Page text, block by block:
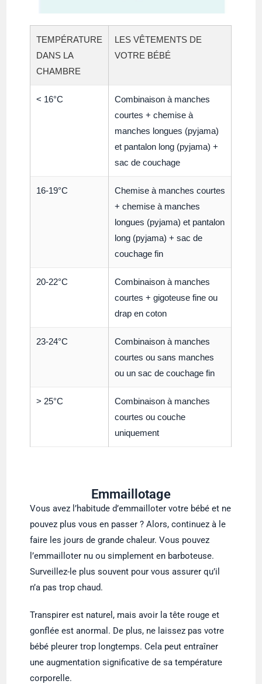
TEMPÉRATURE
DANS LA
CHAMBRE
LES VÊTEMENTS DE
VOTRE BÉBÉ
< 16°C
Combinaison à manches
courtes + chemise à
manches longues (pyjama)
et pantalon long (pyjama) +
sac de couchage
16-19°C
Chemise à manches courtes
+ chemise à manches
longues (pyjama) et pantalon
long (pyjama) + sac de
couchage fin
20-22°C
Combinaison à manches
courtes + gigoteuse fine ou
drap en coton
23-24°C
Combinaison à manches
courtes ou sans manches
ou un sac de couchage fin
> 25°C
Combinaison à manches
courtes ou couche
uniquement
Emmaillotage
Vous avez l’habitude d’emmailloter votre bébé et ne
pouvez plus vous en passer ? Alors, continuez à le
faire les jours de grande chaleur. Vous pouvez
l’emmailloter nu ou simplement en barboteuse.
Surveillez-le plus souvent pour vous assurer qu’il
n’a pas trop chaud.
Transpirer est naturel, mais avoir la tête rouge et
gonflée est anormal. De plus, ne laissez pas votre
bébé pleurer trop longtemps. Cela peut entraîner
une augmentation significative de sa température
corporelle.